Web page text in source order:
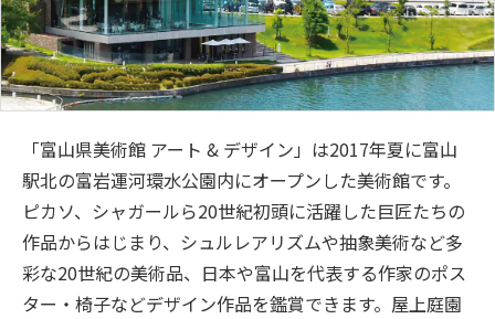
「富山県美術館 アート & デザイン」は2017年夏に富山
駅北の富岩運河環水公園内にオープンした美術館です。
ピカソ、シャガールら20世紀初頭に活躍した巨匠たちの
作品からはじまり、シュルレアリズムや抽象美術など多
彩な20世紀の美術品、日本や富山を代表する作家のポス
ター・椅子などデザイン作品を鑑賞できます。屋上庭園